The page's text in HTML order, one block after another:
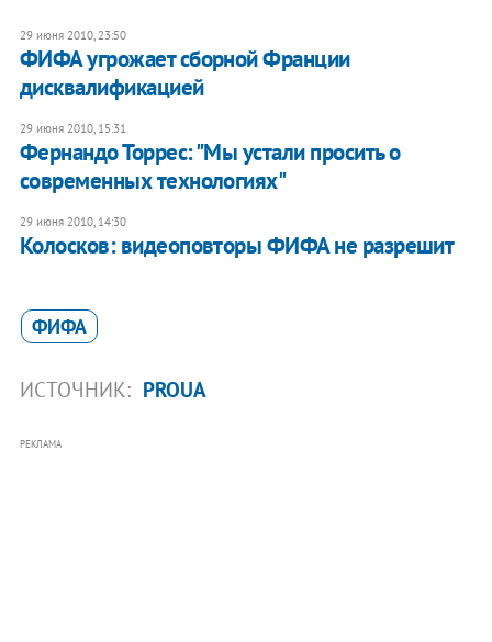
29 июня 2010, 23:50
ФИФА угрожает сборной Франции
дисквалификацией
29 июня 2010, 15:31
Фернандо Торрес: "Мы устали просить о
современных технологиях"
29 июня 2010, 14:30
Колосков: видеоповторы ФИФА не разрешит
ФИФА
ИСТОЧНИК: PROUA
РЕКЛАМА